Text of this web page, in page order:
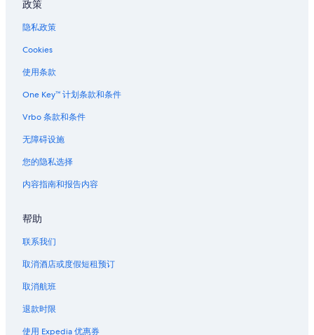
位于六本木的Hyatt Hotels
位于六本木的Mandarin Oriental Hotel Group
位于六本木的Oakwood酒店
位于六本木的Prince Hotels
位于六本木的浪漫酒店
位于六本木的设有 SPA 水疗的度假村酒店
位于六本木的Tokyu Hotels
位于六本木的Villa Fontaine酒店
位于六本木的婚庆酒店
政策
隐私政策
Cookies
使用条款
One Key™ 计划条款和条件
Vrbo 条款和条件
无障碍设施
您的隐私选择
内容指南和报告内容
帮助
联系我们
取消酒店或度假短租预订
取消航班
退款时限
使用 Expedia 优惠券